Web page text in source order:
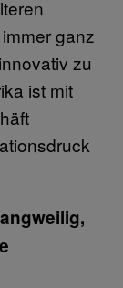
ganz
zu
ist mit